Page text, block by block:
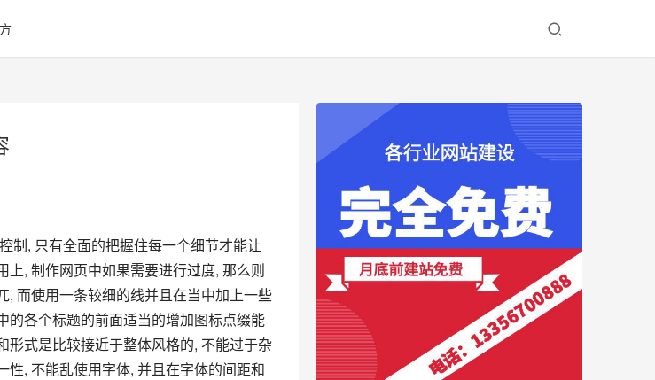
制, 只有全面的把握住每一个细节才能让
, 制作网页中如果需要进行过度, 那么则
, 而使用一条较细的线并且在当中加上一些
的各个标题的前面适当的增加图标点缀能
式是比较接近于整体风格的, 不能过于杂
, 不能乱使用字体, 并且在字体的间距和